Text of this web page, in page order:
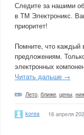
Следите за нашими
в ТМ Электроникс.
приоритет!
Помните, что каждый
предложениям.
электронных
Читать дальше →
Лето ближе цены
korea 16 апреля